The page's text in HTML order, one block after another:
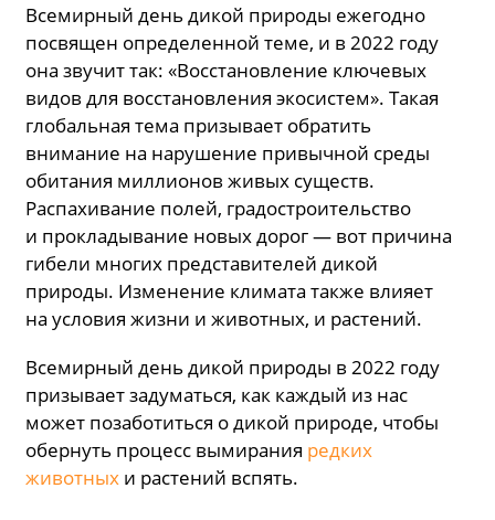
Всемирный день дикой природы ежегодно
посвящен определенной теме, и в 2022 году
она звучит так: «Восстановление ключевых
видов для восстановления экосистем». Такая
глобальная тема призывает обратить
внимание на нарушение привычной среды
обитания миллионов живых существ.
Распахивание полей, градостроительство
и прокладывание новых дорог — вот причина
гибели многих представителей дикой
природы. Изменение климата также влияет
на условия жизни и животных, и растений.
Всемирный день дикой природы в 2022 году
призывает задуматься, как каждый из нас
может позаботиться о дикой природе, чтобы
обернуть процесс вымирания редких
животных и растений вспять.